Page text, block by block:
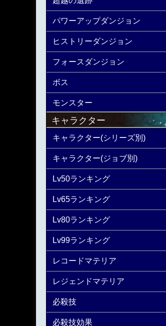
パワーアップダンジョン
ヒストリーダンジョン
フォースダンジョン
ボス
モンスター
キャラクター
キャラクター(シリーズ別)
キャラクター(ジョブ別)
Lv50ランキング
Lv65ランキング
Lv80ランキング
Lv99ランキング
レコードマテリア
レジェンドマテリア
必殺技
必殺技効果